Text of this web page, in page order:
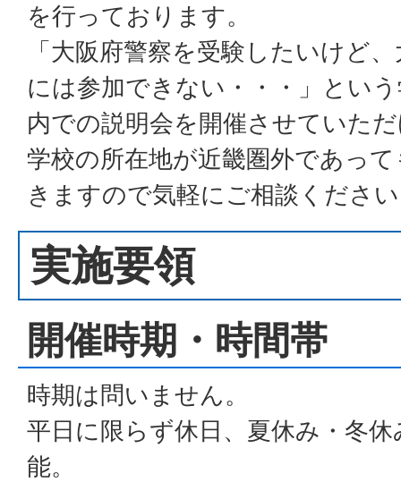
を行っております。
「大阪府警察を受験したいけど
には参加できない・・・」とい
内での説明会を開催させていた
学校の所在地が近畿圏外であっ
きますので気軽にご相談くださ
実施要領
開催時期・時間帯
時期は問いません。
平日に限らず休日、夏休み・冬
能。